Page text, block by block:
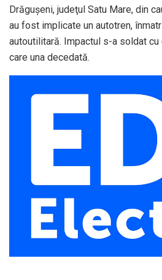
Drăguşeni, judeţul Satu Mare, din
au fost implicate un autotren,
autoutilitară. Impactul s-a soldat
care una decedată.